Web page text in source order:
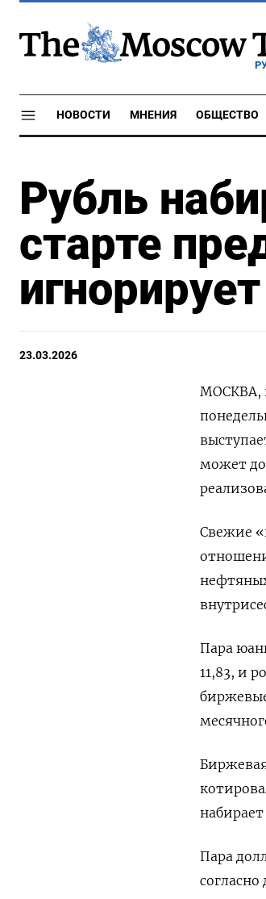
НОВОСТИ МНЕНИЯ ОБЩЕСТВО
Рубль
старте
23.03.2026
МОСКВА,
может
Свежие
Пара
11,83, и
набирает
Пара
согласно